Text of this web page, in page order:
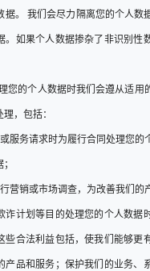
据。 我们会尽力隔离您的个人数
。如果个人数据掺杂了非识别性
您的个人数据时我们会遵从适用
，包括：
服务请求时为履行合同处理您的
营销或市场调查，为改善我们的
诈计划等目的处理您的个人数据
些合法利益包括，使我们能够更
产品和服务；保护我们的业务、